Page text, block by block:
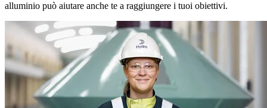
alluminio può aiutare anche te a raggiungere i tuoi obiettivi.